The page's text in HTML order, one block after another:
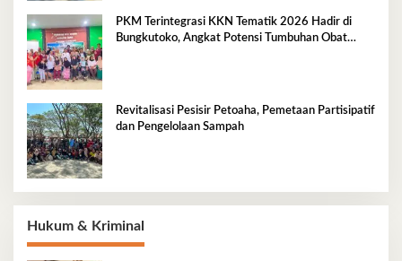
PKM Terintegrasi KKN Tematik 2026 Hadir di
Bungkutoko, Angkat Potensi Tumbuhan Obat
Revitalisasi Pesisir Petoaha, Pemetaan Partisipatif
dan Pengelolaan Sampah
Hukum & Kriminal